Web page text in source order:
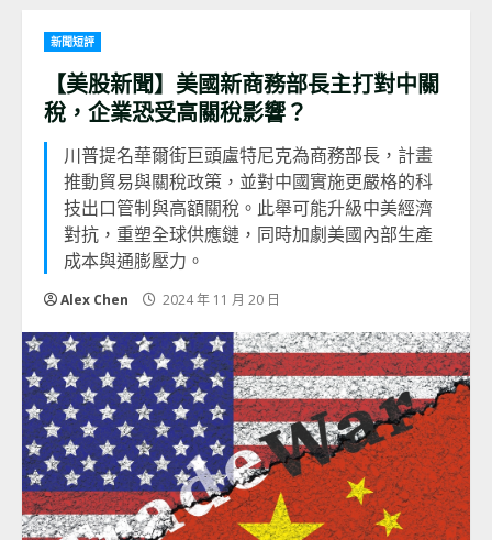
新聞短評
【美股新聞】美國新商務部長主打對中關
稅，企業恐受高關稅影響？
川普提名華爾街巨頭盧特尼克為商務部長，計畫
推動貿易與關稅政策，並對中國實施更嚴格的科
技出口管制與高額關稅。此舉可能升級中美經濟
對抗，重塑全球供應鏈，同時加劇美國內部生產
成本與通膨壓力。
Alex Chen 2024 年 11 月 20 日